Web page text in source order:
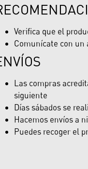
Verifica que el
Comunícate con un
Las compras
siguiente
Días sábados se
Hacemos envíos a
Puedes recoger el